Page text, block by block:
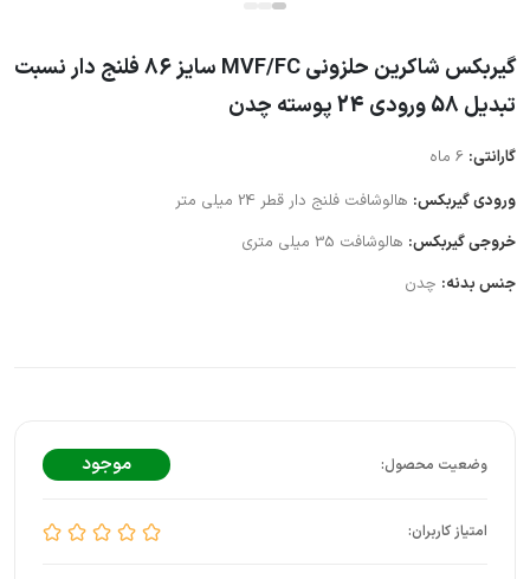
گیربکس شاکرین حلزونی MVF/FC سایز 86 فلنج دار نسبت
تبدیل 58 ورودی 24 پوسته چدن
گارانتی:
ورودی گیربکس: هالوشافت فلنج دار قطر 24 میلی متر
خروجی گیربکس: هالوشافت 35 میلی متری
جنس بدنه: چدن
موجود